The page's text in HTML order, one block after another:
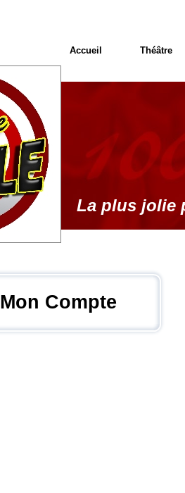
Mon Compte
La plus jolie
Accueil Théâtre